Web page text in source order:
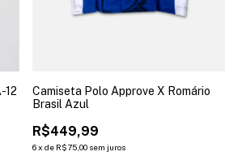
12
Camiseta Polo Approve X Romário
Brasil Azul
R$449,99
6 x de R$75,00 sem juros